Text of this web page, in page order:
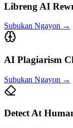
Libreng AI
Subukan Ngayon →
AI Plagiarism
Subukan Ngayon →
Detect At